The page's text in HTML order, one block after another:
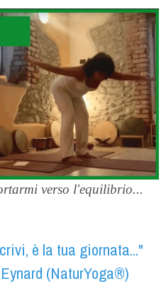
verso l'equilibrio...
è la tua giornata..."
(NaturYoga®)